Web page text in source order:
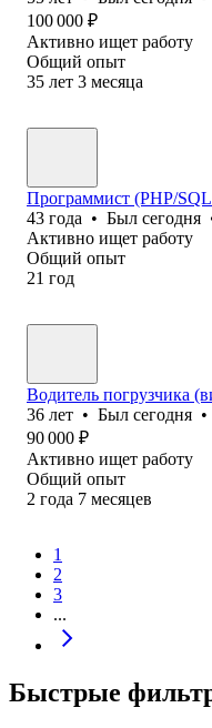
100 000 ₽
Активно ищет работу
Общий опыт
35 лет 3 месяца
Программист (PHP/
43 года • Был сегодня
Активно ищет работу
Общий опыт
21 год
Водитель погрузчика
36 лет • Был сегодня •
90 000 ₽
Активно ищет работу
Общий опыт
2 года 7 месяцев
1
2
3
...
Быстрые